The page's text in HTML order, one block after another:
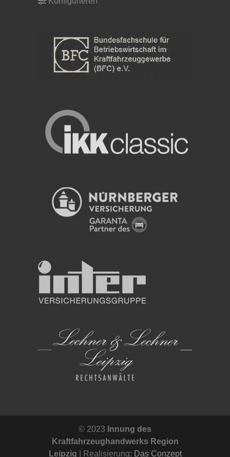
© 2023 Innung des
Kraftfahrzeughandwerks Region
Leipzig | Realisierung: Das Conzept